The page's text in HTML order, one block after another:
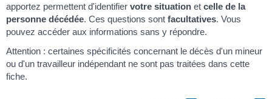
apportez permettent d'identifier votre situation et celle de la
personne décédée. Ces questions sont facultatives. Vous
pouvez accéder aux informations sans y répondre.
Attention : certaines spécificités concernant le décès d'un mineur
ou d'un travailleur indépendant ne sont pas traitées dans cette
fiche.